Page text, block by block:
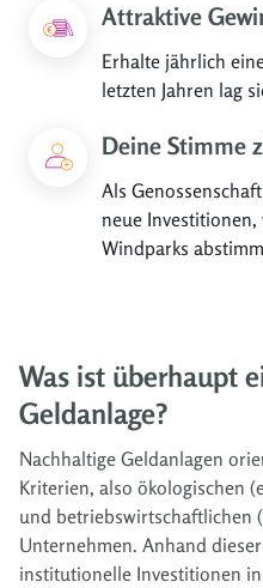
Attraktive
Erhalte jährlich
letzten Jahren lag
Deine Stimme
Als
neue
Windparks
Was ist überhaupt
Geldanlage?
Nachhaltige Geldanlagen
Kriterien, also ökologischen
und betriebswirtschaftlichen
Unternehmen. Anhand
institutionelle Investitionen